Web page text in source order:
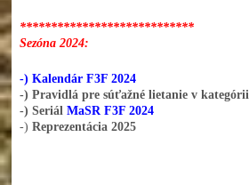
****************************
Sezóna 2024:
-) Kalendár F3F 2024
-) Pravidlá pre súťažné lietanie v kategórii
-) Seriál MaSR F3F 2024
-) Reprezentácia 2025